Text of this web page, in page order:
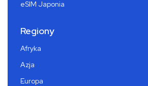
eSIM Japonia
Regiony
Afryka
Azja
Europa